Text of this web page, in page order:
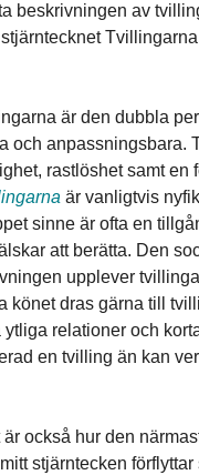
beskrivningen av
är den dubbla
och anpassningsbara.
rastlöshet samt en
är vanligtvis
sinne är ofta en
att berätta. Den
upplever
könet dras gärna till
relationer och
en tvilling än kan
också hur den
stjärntecken